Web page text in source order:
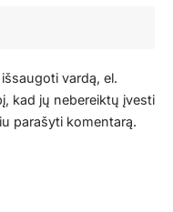
vardą, el.
kad jų nebereiktų įvesti
parašyti komentarą.